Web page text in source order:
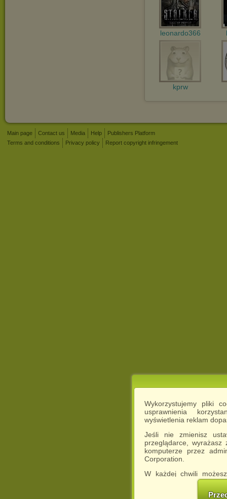
Wykorzystujemy pliki
usprawnienia
wyświetlenia reklam
Jeśli nie zmienisz
przeglądarce,
komputerze przez
Corporation.
W każdej chwili
cookies w swojej
w naszej
leonardo366
kprw
Main page Contact us Media Help
Publishers Platform
Terms and conditions
Privacy policy Report copyright infringement